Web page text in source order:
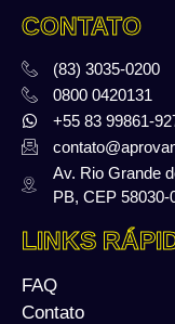
CONTATO
(83) 3035-0200
0800 0420131
+55 83 99861-
Av. Rio Grande
PB, CEP 58030-
LINKS
FAQ
Contato